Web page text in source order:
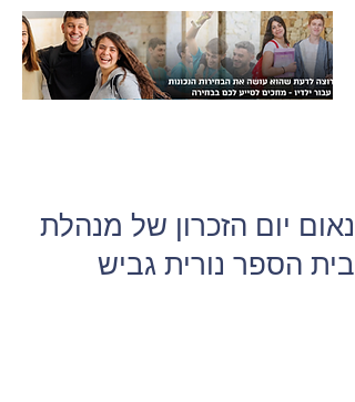
נאום יום הזכרון של מנהלת
בית הספר נורית גביש